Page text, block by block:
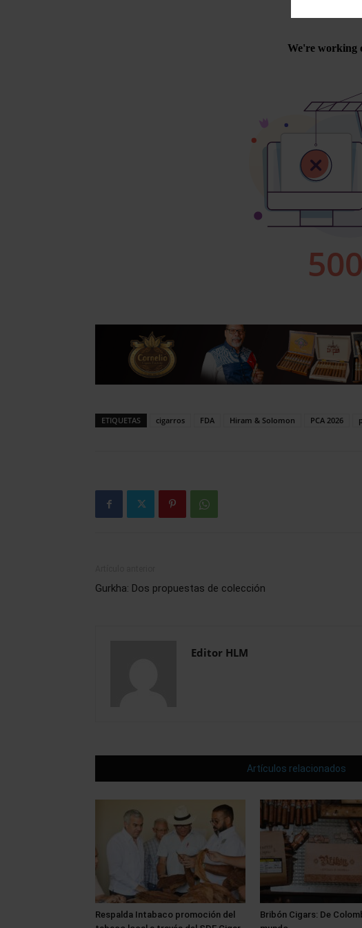
ETIQUETAS cigarros FDA Hiram & Solomon PCA 2026
Gurkha: Dos propuestas de colección
Editor HLM
Artículos relacionados
Respalda Intabaco promoción del
Bribón Cigars: De